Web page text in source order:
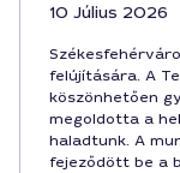
10 Július 2026
felújítására. A
köszönhetően
megoldotta a
haladtunk. A
fejeződött be a